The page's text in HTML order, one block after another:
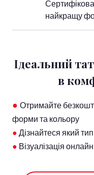
найкращу
Ідеальний
в
●Отримайте
форми та кольору
●Дізнайтеся який
●Візуалізація